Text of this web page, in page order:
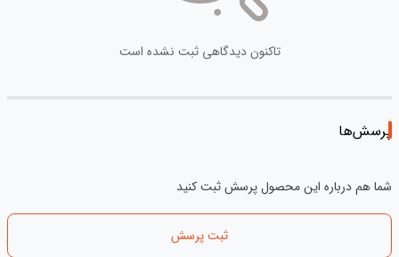
تاکنون دیدگاهی ثبت نشده است
پرسش‌ها
شما هم درباره این محصول پرسش ثبت کنید
ثبت پرسش